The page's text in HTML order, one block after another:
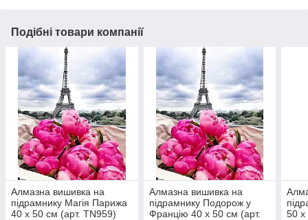
Подібні товари компанії
Алмазна вишивка на
підрамнику Магія Парижа
40 х 50 см (арт. TN959)
Алмазна вишивка на
підрамнику Подорож у
Францію 40 х 50 см (арт.
50 х